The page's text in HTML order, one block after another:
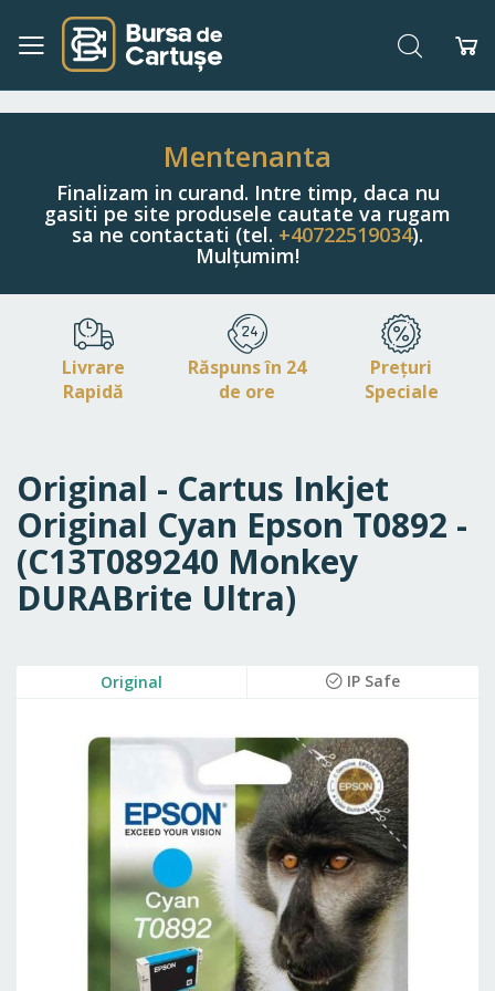
Navigați
Conținut
Căutare
Mentenanta
Finalizam in curand. Intre timp, daca nu
gasiti pe site produsele cautate va rugam
sa ne contactati (tel. +40722519034).
Mulțumim!
Livrare
Rapidă
Răspuns în 24
de ore
Prețuri
Speciale
Original - Cartus Inkjet
Original Cyan Epson T0892 -
(C13T089240 Monkey
DURABrite Ultra)
Original IP Safe